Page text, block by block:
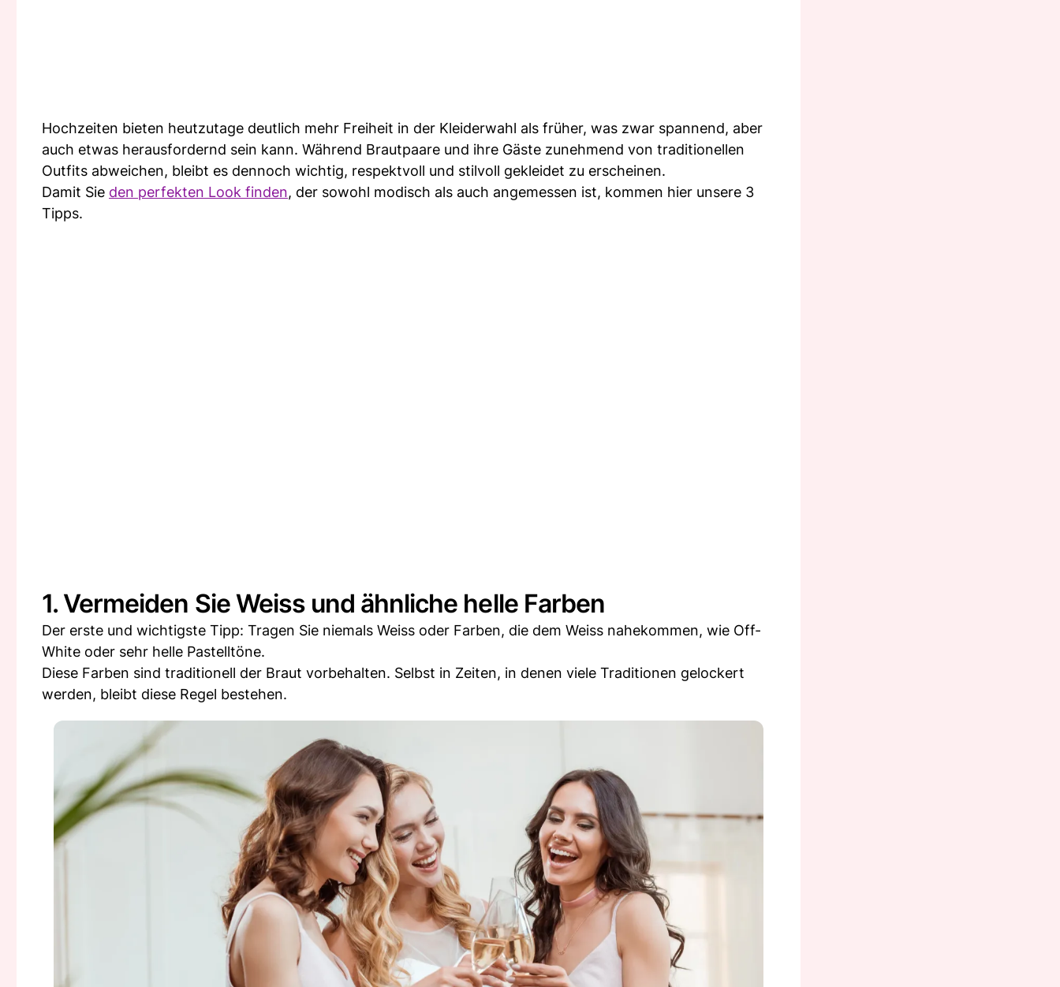
Hochzeiten bieten heutzutage deutlich mehr Freiheit in der Kleiderwahl als früher, was zwar spannend, aber
auch etwas herausfordernd sein kann. Während Brautpaare und ihre Gäste zunehmend von traditionellen
Outfits abweichen, bleibt es dennoch wichtig, respektvoll und stilvoll gekleidet zu erscheinen.
Damit Sie den perfekten Look finden, der sowohl modisch als auch angemessen ist, kommen hier unsere 3
Tipps.
1. Vermeiden Sie Weiss und ähnliche helle Farben
Der erste und wichtigste Tipp: Tragen Sie niemals Weiss oder Farben, die dem Weiss nahekommen, wie Off-
White oder sehr helle Pastelltöne.
Diese Farben sind traditionell der Braut vorbehalten. Selbst in Zeiten, in denen viele Traditionen gelockert
werden, bleibt diese Regel bestehen.